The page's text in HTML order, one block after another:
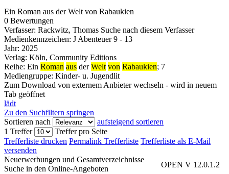
Ein Roman aus der Welt von Rabaukien
0 Bewertungen
Verfasser: Rackwitz, Thomas Suche nach diesem Verfasser
Medienkennzeichen: J Abenteuer 9 - 13
Jahr: 2025
Verlag: Köln, Community Editions
Reihe: Ein Roman aus derWelt von Rabaukien; 7
Mediengruppe: Kinder- u. Jugendlit
Zum Download von externem Anbieter wechseln - wird in neuem
Tab geöffnet
lädt
Zu den Suchfiltern springen
Sortieren nach
aufsteigend sortieren
1 Treffer
Treffer pro Seite
Trefferliste drucken Permalink Trefferliste Trefferliste als E-Mail
versenden
OPEN V 12.0.1.2
Neuerwerbungen und Gesamtverzeichnisse
Suche in den Online-Angeboten